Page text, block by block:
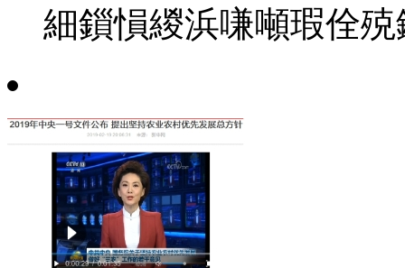
細鎻愪緵浜嗛噸瑕佺